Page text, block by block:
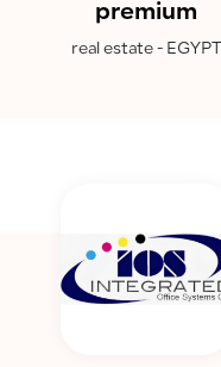
premium
real estate - EGYPT